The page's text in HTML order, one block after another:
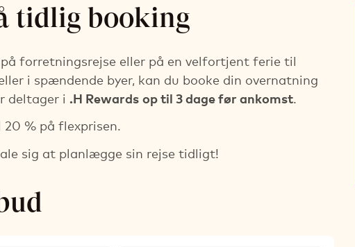
prisen
tidlig booking
forretningsrejse eller på en velfortjent ferie til
i spændende byer, kan du booke din overnatning
deltager i .H Rewards op til 3 dage før ankomst
% på flexprisen.
sig at planlægge sin rejse tidligt!